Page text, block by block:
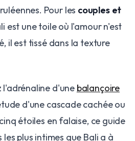
Pour les couples et
est une toile où l'amour n'est
il est tissé dans la texture
l'adrénaline d'une balançoire
d'une cascade cachée ou
étoiles en falaise, ce guide
les plus intimes que Bali a à